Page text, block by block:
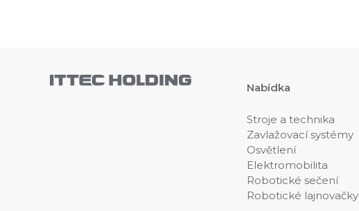
Nabídka
Stroje a technika
Zavlažovací systémy
Osvětlení
Elektromobilita
Robotické sečení
Robotické lajnovačky